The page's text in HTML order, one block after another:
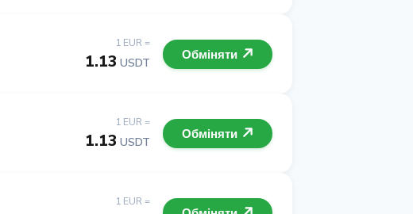
1 EUR =
1.13 USDT
Обміняти
1 EUR =
1.13 USDT
Обміняти
1 EUR =